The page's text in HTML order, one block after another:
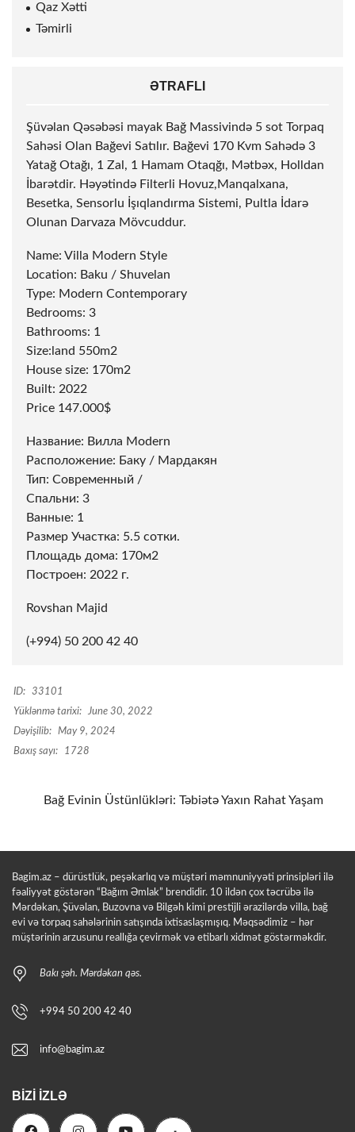
Qaz Xətti
Təmirli
ƏTRAFLI
Şüvəlan Qəsəbəsi mayak Bağ Massivində 5 sot Torpaq
Sahəsi Olan Bağevi Satılır. Bağevi 170 Kvm Sahədə 3
Yatağ Otağı, 1 Zal, 1 Hamam Otaqğı, Mətbəx, Holldan
İbarətdir. Həyətində Filterli Hovuz,Manqalxana,
Besetka, Sensorlu İşıqlandırma Sistemi, Pultla İdarə
Olunan Darvaza Mövcuddur.
Name: Villa Modern Style
Location: Baku / Shuvelan
Type: Modern Contemporary
Bedrooms: 3
Bathrooms: 1
Size:land 550m2
House size: 170m2
Built: 2022
Price 147.000$
Название: Вилла Modern
Расположение: Баку / Мардакян
Тип: Современный /
Спальни: 3
Ванные: 1
Размер Участка: 5.5 сотки.
Площадь дома: 170м2
Построен: 2022 г.
Rovshan Majid
(+994) 50 200 42 40
ID:
33101
Yüklənmə tarixi:
June 30, 2022
Dəyişilib:
May 9, 2024
Baxış sayı:
1728
Bağ Evinin Üstünlükləri: Təbiətə Yaxın Rahat Yaşam
Bagim.az – dürüstlük, peşəkarlıq və müştəri məmnuniyyəti prinsipləri ilə
fəaliyyət göstərən “Bağım Əmlak” brendidir. 10 ildən çox təcrübə ilə
Mərdəkan, Şüvəlan, Buzovna və Bilgəh kimi prestijli ərazilərdə villa, bağ
evi və torpaq sahələrinin satışında ixtisaslaşmışıq. Məqsədimiz – hər
müştərinin arzusunu reallığa çevirmək və etibarlı xidmət göstərməkdir.
Bakı şəh. Mərdəkan qəs.
+994 50 200 42 40
info@bagim.az
BIZI İZLƏ